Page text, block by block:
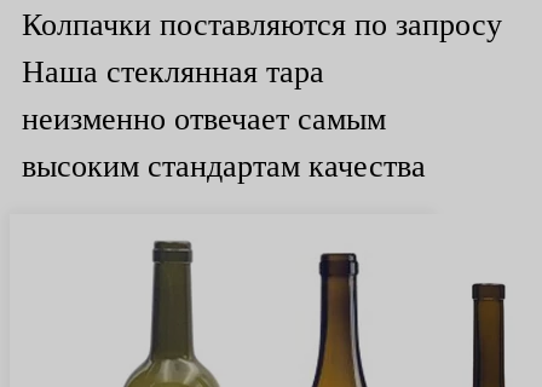
Колпачки поставляются по запросу
Наша стеклянная тара
неизменно отвечает самым
высоким стандартам качества